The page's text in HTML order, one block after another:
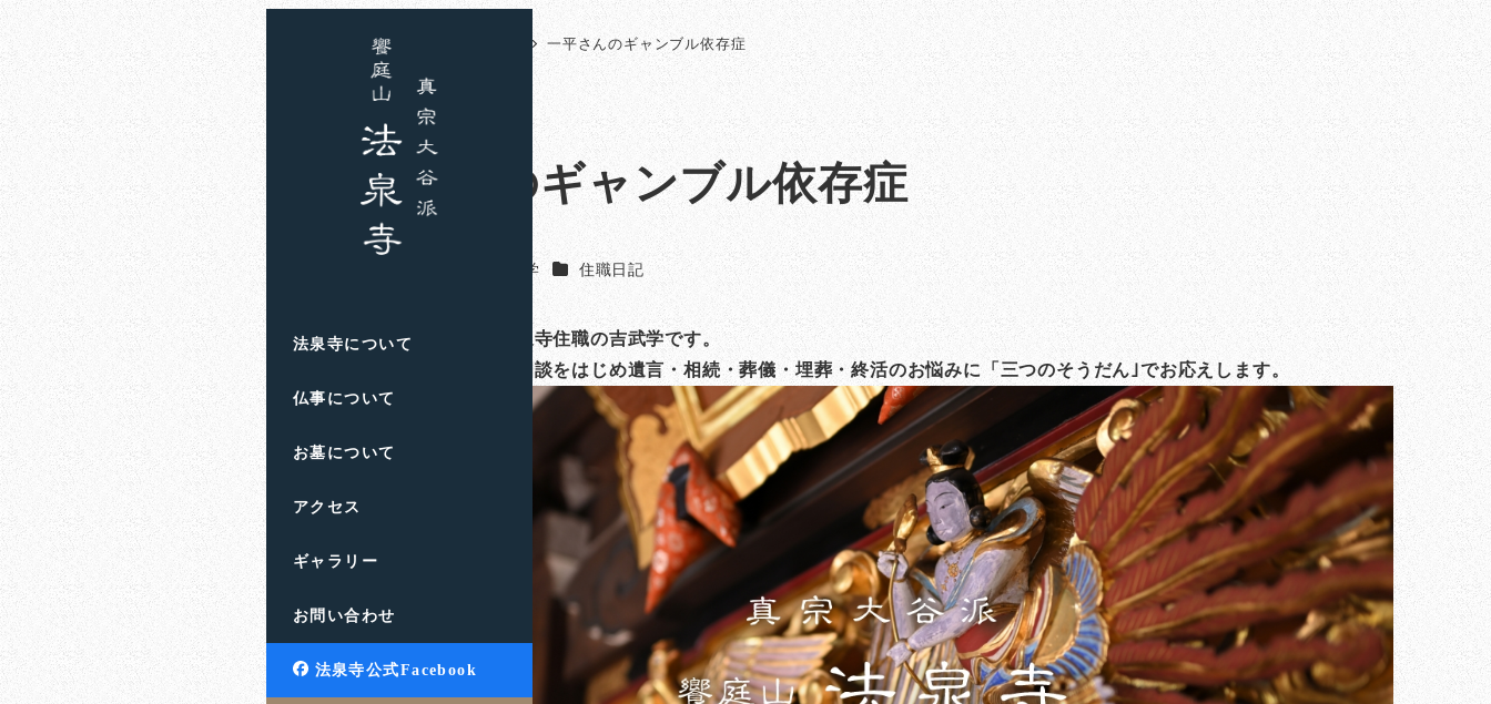
法泉寺について
仏事について
お墓について
アクセス
ギャラリー
お問い合わせ
法泉寺公式Facebook
お知らせ 一平さんのギャンブル依存症
一平さんのギャンブル依存症
吉武 学 カテゴリー
住職日記
滋賀県高島市の饗庭山法泉寺住職の吉武学です。
人生のお悩みや終活のご相談をはじめ遺言・相続・葬儀・埋葬・終活のお悩みに「三つのそうだん｣でお応えします。